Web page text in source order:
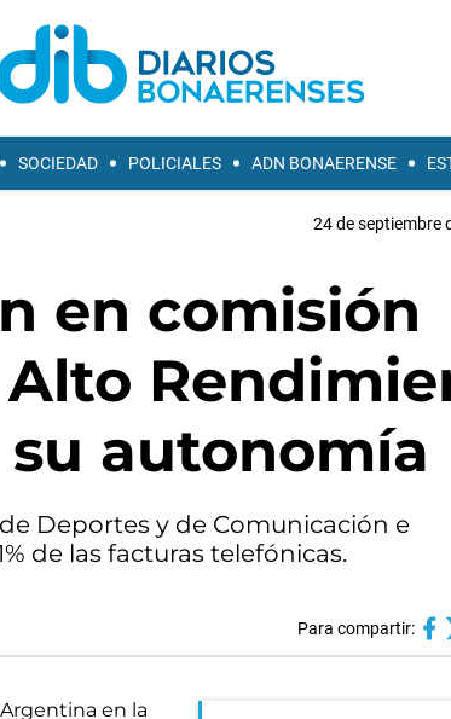
SOCIEDAD POLICIALES ADN BONAERENSE
24 de septiembre
en comisión
autonomía
Deportes y de Comunicación e
de las facturas telefónicas.
Para compartir: